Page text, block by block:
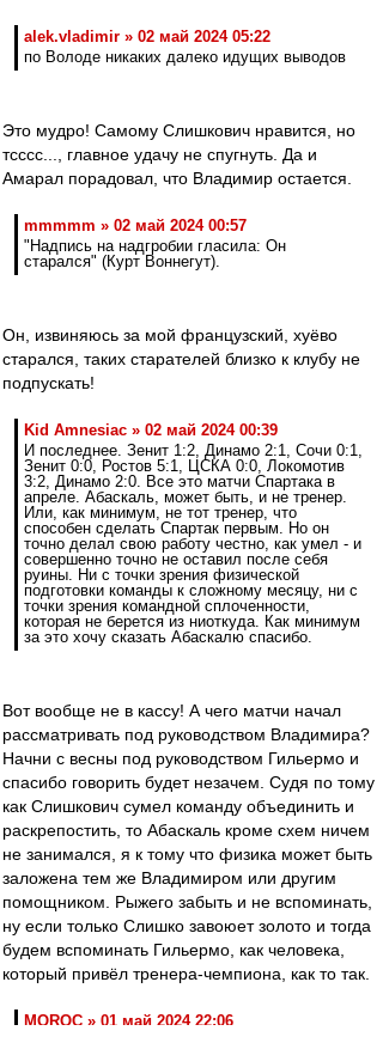
alek.vladimir » 02 май 2024 05:22
по Володе никаких далеко идущих выводов
Это мудро! Самому Слишкович нравится, но
тсссс..., главное удачу не спугнуть. Да и
Амарал порадовал, что Владимир остается.
mmmmm » 02 май 2024 00:57
"Надпись на надгробии гласила: Он
старался" (Курт Воннегут).
Он, извиняюсь за мой французский, хуёво
старался, таких старателей близко к клубу не
подпускать!
Kid Amnesiac » 02 май 2024 00:39
И последнее. Зенит 1:2, Динамо 2:1, Сочи 0:1,
Зенит 0:0, Ростов 5:1, ЦСКА 0:0, Локомотив
3:2, Динамо 2:0. Все это матчи Спартака в
апреле. Абаскаль, может быть, и не тренер.
Или, как минимум, не тот тренер, что
способен сделать Спартак первым. Но он
точно делал свою работу честно, как умел - и
совершенно точно не оставил после себя
руины. Ни с точки зрения физической
подготовки команды к сложному месяцу, ни с
точки зрения командной сплоченности,
которая не берется из ниоткуда. Как минимум
за это хочу сказать Абаскалю спасибо.
Вот вообще не в кассу! А чего матчи начал
рассматривать под руководством Владимира?
Начни с весны под руководством Гильермо и
спасибо говорить будет незачем. Судя по тому
как Слишкович сумел команду объединить и
раскрепостить, то Абаскаль кроме схем ничем
не занимался, я к тому что физика может быть
заложена тем же Владимиром или другим
помощником. Рыжего забыть и не вспоминать,
ну если только Слишко завоюет золото и тогда
будем вспоминать Гильермо, как человека,
который привёл тренера-чемпиона, как то так.
MOROC » 01 май 2024 22:06